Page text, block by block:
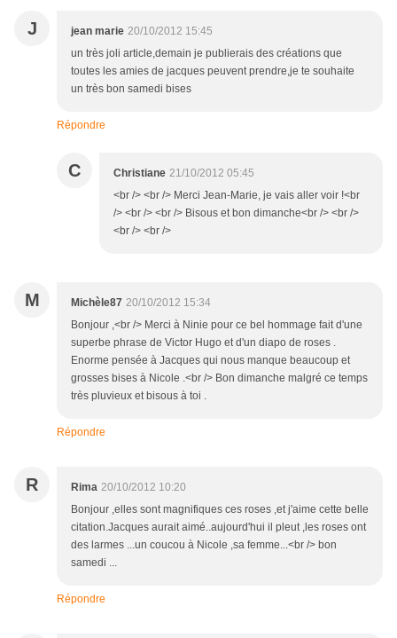
J jean marie 20/10/2012 15:45
un très joli article,demain je publierais des créations que
toutes les amies de jacques peuvent prendre,je te souhaite
un très bon samedi bises
Répondre
C Christiane 21/10/2012 05:45
<br /> <br /> Merci Jean-Marie, je vais aller voir !<br
/> <br /> <br /> Bisous et bon dimanche<br /> <br />
<br /> <br />
M Michèle87 20/10/2012 15:34
Bonjour ,<br /> Merci à Ninie pour ce bel hommage fait d'une
superbe phrase de Victor Hugo et d'un diapo de roses .
Enorme pensée à Jacques qui nous manque beaucoup et
grosses bises à Nicole .<br /> Bon dimanche malgré ce temps
très pluvieux et bisous à toi .
Répondre
R Rima 20/10/2012 10:20
Bonjour ,elles sont magnifiques ces roses ,et j'aime cette belle
citation.Jacques aurait aimé..aujourd'hui il pleut ,les roses ont
des larmes ...un coucou à Nicole ,sa femme...<br /> bon
samedi ...
Répondre